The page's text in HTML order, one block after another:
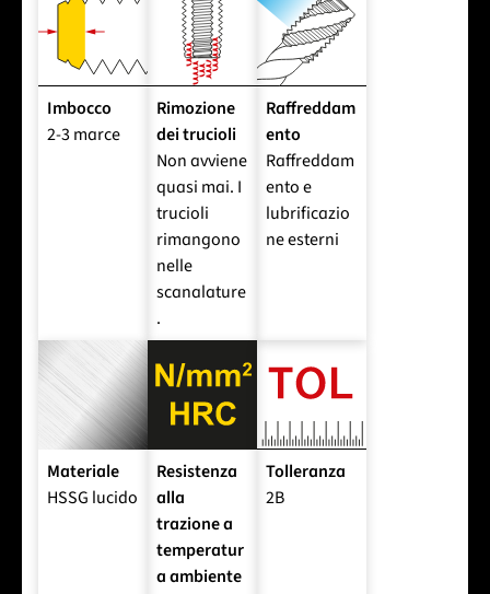
Imbocco
2-3 marce
Rimozione
dei trucioli
Non avviene
quasi mai. I
trucioli
rimangono
nelle
scanalature
.
Raffreddam
ento
Raffreddam
ento e
lubrificazio
ne esterni
Materiale
HSSG lucido
Resistenza
alla
trazione a
temperatur
a ambiente
Tolleranza
2B